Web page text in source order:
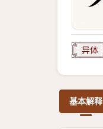
异体
基本解释